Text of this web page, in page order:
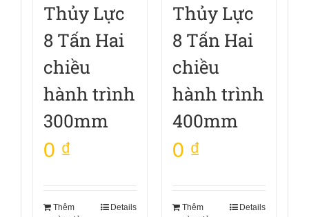
Thủy Lực
8 Tấn Hai
chiều
hành trình
300mm
0 ₫
Thêm
Details
Thủy Lực
8 Tấn Hai
chiều
hành trình
400mm
0 ₫
Thêm
Details